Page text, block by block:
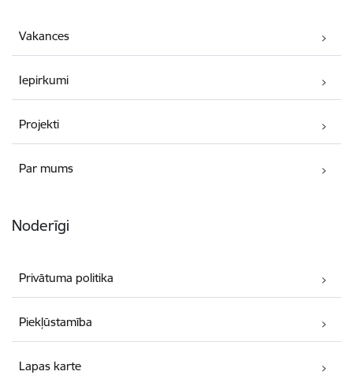
Vakances
Iepirkumi
Projekti
Par mums
Noderīgi
Privātuma politika
Piekļūstamība
Lapas karte